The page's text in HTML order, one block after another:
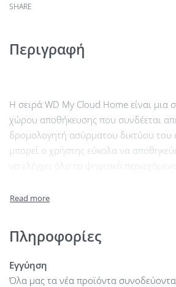
SHARE
Περιγραφή
Η σειρά WD Μy Cloud Home είναι μια
χώρου αποθήκευσης που συνδέεται
δρομολογητή ασύρματου δικτύου του
μπορεί ο χρήστης εύκολα να
να ελέγχει όλο το ψηφιακό
τη δυνατότητα αυτόματης
υπολογιστή.
Πληροφορίες
Εγγύηση
Όλα μας τα νέα προϊόντα